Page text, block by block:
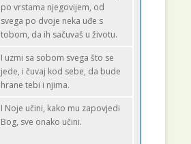
po vrstama njegovijem, od
svega po dvoje neka uđe s
tobom, da ih sačuvaš u životu.
I uzmi sa sobom svega što se
jede, i čuvaj kod sebe, da bude
hrane tebi i njima.
I Noje učini, kako mu zapovjedi
Bog, sve onako učini.